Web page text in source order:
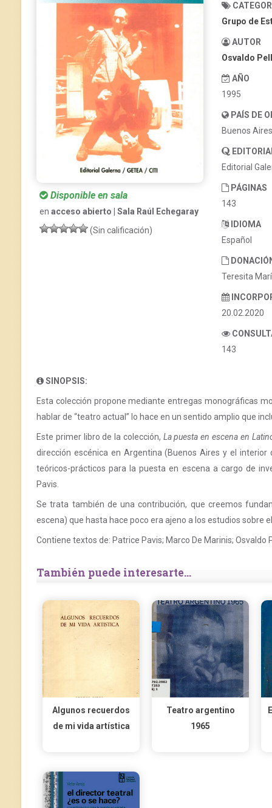
Disponible en sala
en acceso abierto | Sala Raúl Echegaray
(Sin calificación)
Grupo de
AUTOR
Osvaldo
AÑO
1995
PAÍS DE
Buenos
Editorial
PÁGINAS
143
IDIOMA
Español
Teresita
20.02.2020
143
SINOPSIS:
Esta colección propone mediante entregas monográficas
hablar de “teatro actual” lo hace en un sentido amplio que
Este primer libro de la colección, La puesta en escena en
dirección escénica en Argentina (Buenos Aires y el
teóricos-prácticos para la puesta en escena a cargo de
Pavis.
Se trata también de una contribución, que creemos
escena) que hasta hace poco era ajeno a los estudios sobre
Contiene textos de: Patrice Pavis; Marco De Marinis;
También puede interesarte...
Algunos recuerdos
de mi vida artística
Teatro argentino
1965